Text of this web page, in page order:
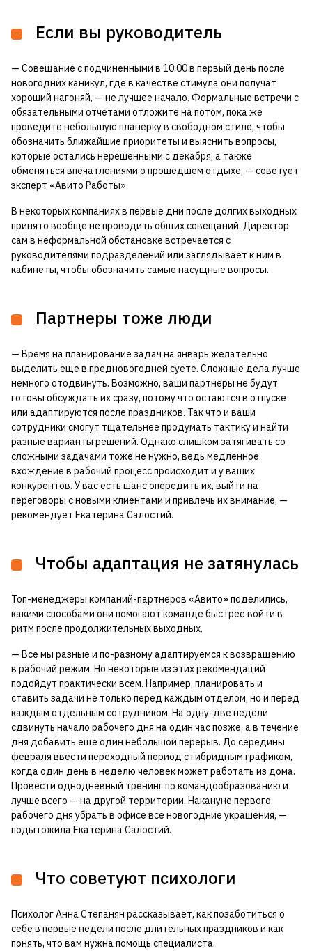
Если вы руководитель
— Совещание с подчиненными в 10:00 в первый день после
новогодних каникул, где в качестве стимула они получат
хороший нагоняй, — не лучшее начало. Формальные встречи с
обязательными отчетами отложите на потом, пока же
проведите небольшую планерку в свободном стиле, чтобы
обозначить ближайшие приоритеты и выяснить вопросы,
которые остались нерешенными с декабря, а также
обменяться впечатлениями о прошедшем отдыхе, — советует
эксперт «Авито Работы».
В некоторых компаниях в первые дни после долгих выходных
принято вообще не проводить общих совещаний. Директор
сам в неформальной обстановке встречается с
руководителями подразделений или заглядывает к ним в
кабинеты, чтобы обозначить самые насущные вопросы.
Партнеры тоже люди
— Время на планирование задач на январь желательно
выделить еще в предновогодней суете. Сложные дела лучше
немного отодвинуть. Возможно, ваши партнеры не будут
готовы обсуждать их сразу, потому что остаются в отпуске
или адаптируются после праздников. Так что и ваши
сотрудники смогут тщательнее продумать тактику и найти
разные варианты решений. Однако слишком затягивать со
сложными задачами тоже не нужно, ведь медленное
вхождение в рабочий процесс происходит и у ваших
конкурентов. У вас есть шанс опередить их, выйти на
переговоры с новыми клиентами и привлечь их внимание, —
рекомендует Екатерина Салостий.
Чтобы адаптация не затянулась
Топ-менеджеры компаний-партнеров «Авито» поделились,
какими способами они помогают команде быстрее войти в
ритм после продолжительных выходных.
— Все мы разные и по-разному адаптируемся к возвращению
в рабочий режим. Но некоторые из этих рекомендаций
подойдут практически всем. Например, планировать и
ставить задачи не только перед каждым отделом, но и перед
каждым отдельным сотрудником. На одну-две недели
сдвинуть начало рабочего дня на один час позже, а в течение
дня добавить еще один небольшой перерыв. До середины
февраля ввести переходный период с гибридным графиком,
когда один день в неделю человек может работать из дома.
Провести однодневный тренинг по командообразованию и
лучше всего — на другой территории. Накануне первого
рабочего дня убрать в офисе все новогодние украшения, —
подытожила Екатерина Салостий.
Что советуют психологи
Психолог Анна Степанян рассказывает, как позаботиться о
себе в первые недели после длительных праздников и как
понять, что вам нужна помощь специалиста.